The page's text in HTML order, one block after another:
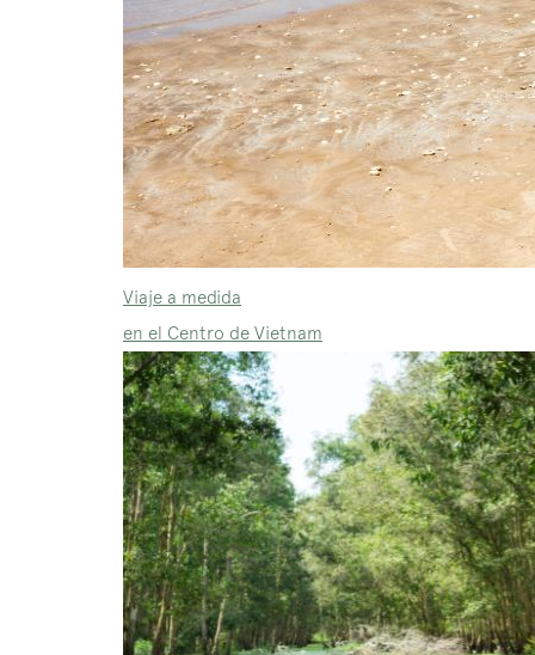
Viaje a medida
en el Centro de Vietnam